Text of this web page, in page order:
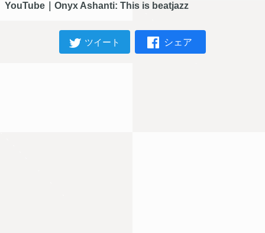
YouTube｜Onyx Ashanti: This is beatjazz
ツイート シェア